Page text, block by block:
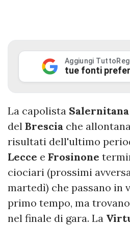
Aggiungi
tue fonti
La capolista Salernitana
del Brescia che
risultati dell'ultimo
Lecce e Frosinone
ciociari (prossimi
martedì) che passano in
primo tempo, ma
nel finale di gara. La